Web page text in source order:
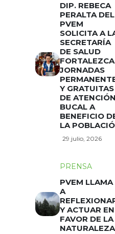
DIP. REBECA
PERALTA DEL
PVEM
SOLICITA A
SECRETARÍA
DE SALUD
FORTALEZCA
JORNADAS
Y GRATUITAS
DE
BUCAL A
BENEFICIO
LA
29 julio, 2026
PRENSA
PVEM LLAMA
A
Y ACTUAR EN
FAVOR DE LA
NATURALEZA